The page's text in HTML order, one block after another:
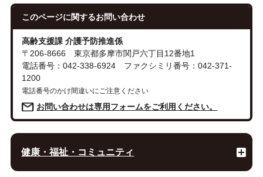
このページに関するお問い合わせ
高齢支援課 介護予防推進係
〒206-8666 東京都多摩市関戸六丁目12番地1
電話番号：042-338-6924 ファクシミリ番号：042-371-
1200
電話番号のかけ間違いにご注意ください
お問い合わせは専用フォームをご利用ください。
健康・福祉・コミュニティ